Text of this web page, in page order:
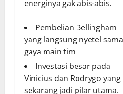
energinya gak abis-abis.
Pembelian Bellingham
yang langsung nyetel sama
gaya main tim.
Investasi besar pada
Vinicius dan Rodrygo yang
sekarang jadi pilar utama.